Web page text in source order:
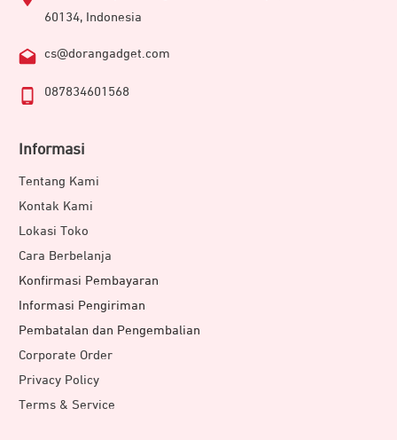
60134, Indonesia
cs@dorangadget.com
087834601568
Informasi
Tentang Kami
Kontak Kami
Lokasi Toko
Cara Berbelanja
Konfirmasi Pembayaran
Informasi Pengiriman
Pembatalan dan Pengembalian
Corporate Order
Privacy Policy
Terms & Service